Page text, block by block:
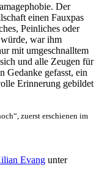
Der
einen Fauxpas
Peinliches oder
würde, war ihm
mit umgeschnalltem
und alle Zeugen für
Gedanke gefasst, ein
Erinnerung gebildet
zuerst erschienen im
Evang unter